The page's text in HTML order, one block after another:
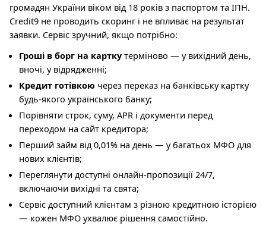
громадян України віком від 18 років з паспортом та ІПН.
Credit9 не проводить скоринг і не впливає на результат
заявки. Сервіс зручний, якщо потрібно:
Гроші в борг на карткутерміново — у вихідний день,
вночі, у відрядженні;
Кредит готівкою через переказ на банківську картку
будь-якого українського банку;
Порівняти строк, суму, APR і документи перед
переходом на сайт кредитора;
Перший займ від 0,01% на день — у багатьох МФО для
нових клієнтів;
Переглянути доступні онлайн-пропозиції 24/7,
включаючи вихідні та свята;
Сервіс доступний клієнтам з різною кредитною історією
— кожен МФО ухвалює рішення самостійно.